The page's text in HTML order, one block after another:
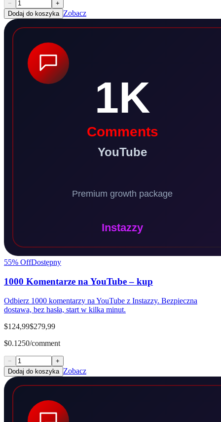
−
+
Dodaj do koszyka Zobacz
55% OffDostępny
1000 Komentarze na YouTube – kup
Odbierz 1000 komentarzy na YouTube z Instazzy. Bezpieczna
dostawa, bez hasła, start w kilka minut.
$124,99$279,99
$0.1250/comment
−
+
Dodaj do koszyka Zobacz